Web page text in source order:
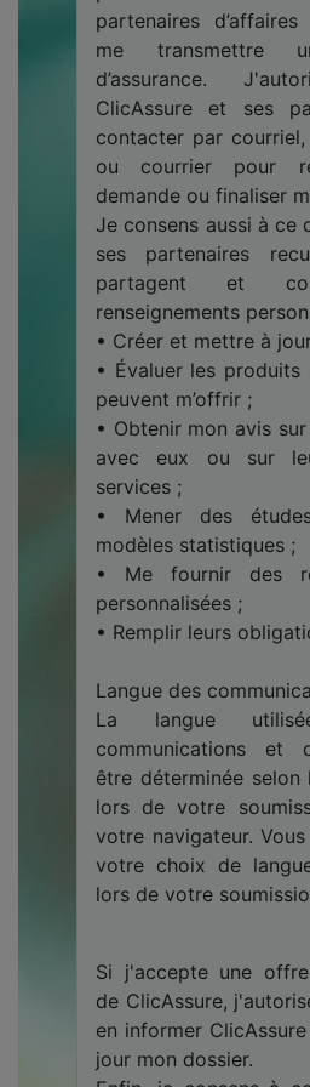
partenaires
me transmettre
d’assurance.
ClicAssure et ses
contacter par
ou courrier pour
demande ou finaliser
Je consens aussi à ce
ses partenaires
partagent et
renseignements
• Créer et mettre à
• Évaluer les
peuvent m’offrir ;
• Obtenir mon avis
avec eux ou sur
services ;
• Mener des
modèles statistiques ;
• Me fournir des
personnalisées ;
• Remplir leurs
Langue des
La langue
communications et
être déterminée selon
lors de votre
votre navigateur.
votre choix de
lors de votre
Si j'accepte une
de ClicAssure,
en informer
jour mon dossier.